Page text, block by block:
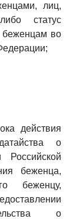
лиц,
статус
беженцам во
действия
о
беженца,
беженцу,
о